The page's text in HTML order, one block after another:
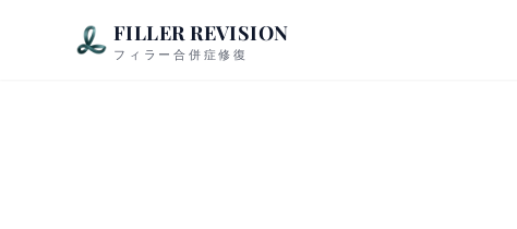
FILLER REVISION
フィラー合併症修復